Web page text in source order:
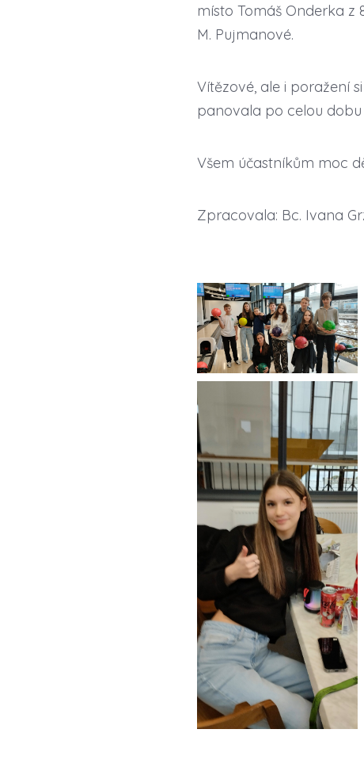
místo Tomáš Onderka z
M. Pujmanové.
Vítězové, ale i poražení
panovala po celou
Všem účastníkům moc
Zpracovala: Bc. Ivana